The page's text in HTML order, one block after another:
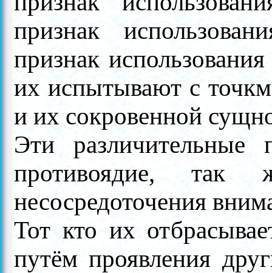
признак
признак
их испытывают с
и их сокровенной
Эти различительные
противоядие, так
несосредоточения
Тот кто их
путём проявления